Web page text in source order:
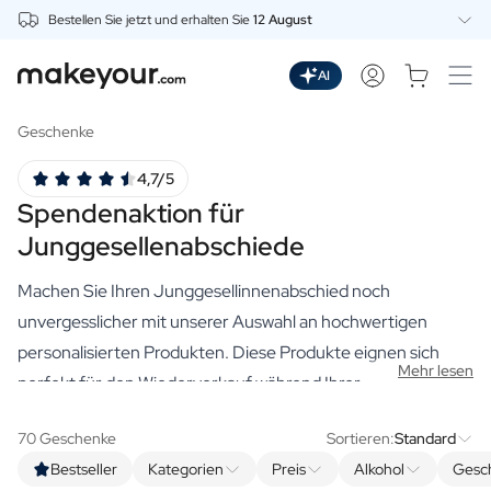
Bestellen Sie jetzt und erhalten Sie12 August
Getränke
Personalisierter Gin
Personalisierter Wodka
Personalisierter Rum
Personalisiertes Limoncello
Personalisierter Wermut
Personalisierter Spritz
Personalisierter Tequila
Personalisiertes Bier
Personalisierter Rotwein
Personalisierter Weißwein
AI
Geschenke
Spendenaktion für
Junggesellenabschiede
4,7/5
Machen Sie Ihren Junggesellinnenabschied noch
unvergesslicher mit unserer Auswahl an hochwertigen
personalisierten Produkten. Diese Produkte eignen sich
perfekt für den Wiederverkauf während Ihrer
etwas Lustiges oder etwas wirklich Einzigartiges suchen, wir
haben die perfekten Produkte, um Ihr Ziel zu erreichen. Und
Mehr lesen
Bestseller Kategorien Preis Alkohol
70 Geschenke Sortieren:Standard